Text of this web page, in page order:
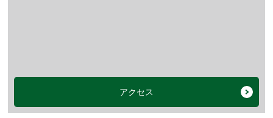
アクセス